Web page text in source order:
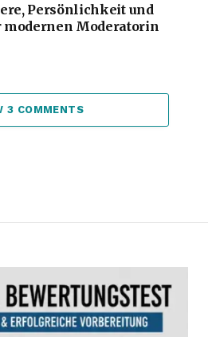
Persönlichkeit und
Moderatorin
3 COMMENTS